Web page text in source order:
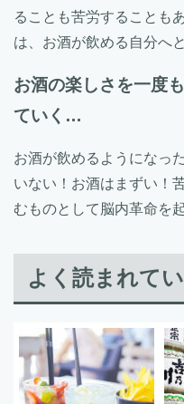
ることも苦労することも
は、お酒が飲める自分へ
お酒の楽しさを一度
ていく…
お酒が飲めるようになっ
いない！お酒はまずい！
むものとして脳内革命を
よく読まれて